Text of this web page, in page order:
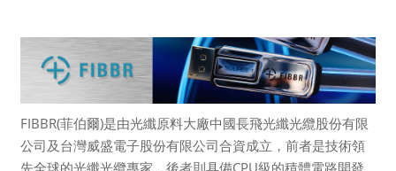
FIBBR(菲伯爾)是由光纖原料大廠中國長飛光纖光纜股份有限
公司及台灣威盛電子股份有限公司合資成立，前者是技術領
先全球的光纖光纜專家，後者則具備CPU級的積體電路開發